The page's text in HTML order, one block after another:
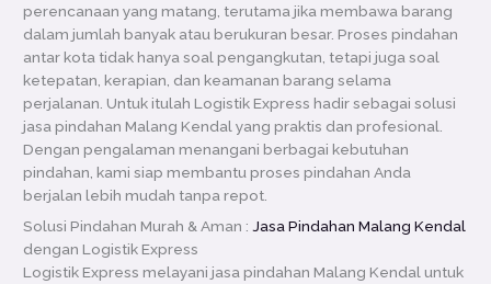
perencanaan yang matang, terutama jika membawa barang
dalam jumlah banyak atau berukuran besar. Proses pindahan
antar kota tidak hanya soal pengangkutan, tetapi juga soal
ketepatan, kerapian, dan keamanan barang selama
perjalanan. Untuk itulah Logistik Express hadir sebagai solusi
jasa pindahan Malang Kendal yang praktis dan profesional.
Dengan pengalaman menangani berbagai kebutuhan
pindahan, kami siap membantu proses pindahan Anda
berjalan lebih mudah tanpa repot.
Solusi Pindahan Murah & Aman : Jasa Pindahan Malang Kendal
dengan Logistik Express
Logistik Express melayani jasa pindahan Malang Kendal untuk